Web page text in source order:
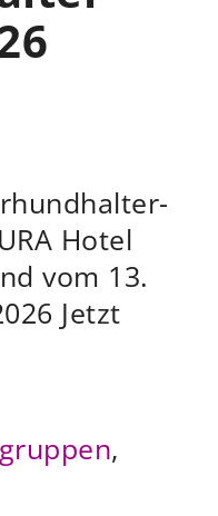
Hotel
vom 13.
Jetzt
,